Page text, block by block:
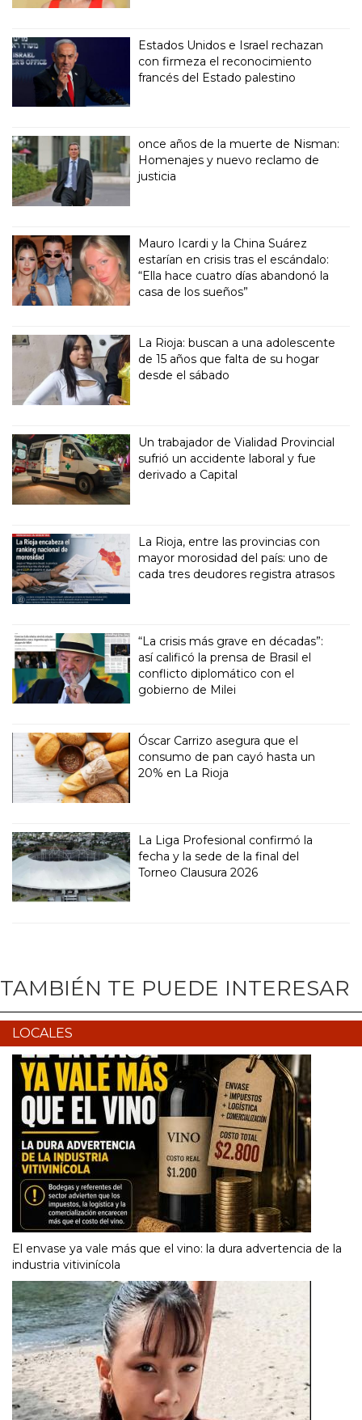
Estados Unidos e Israel rechazan
con firmeza el reconocimiento
francés del Estado palestino
once años de la muerte de Nisman:
Homenajes y nuevo reclamo de
justicia
Mauro Icardi y la China Suárez
estarían en crisis tras el escándalo:
“Ella hace cuatro días abandonó la
casa de los sueños”
La Rioja: buscan a una adolescente
de 15 años que falta de su hogar
desde el sábado
Un trabajador de Vialidad Provincial
sufrió un accidente laboral y fue
derivado a Capital
La Rioja, entre las provincias con
mayor morosidad del país: uno de
cada tres deudores registra atrasos
“La crisis más grave en décadas”:
así calificó la prensa de Brasil el
conflicto diplomático con el
gobierno de Milei
Óscar Carrizo asegura que el
consumo de pan cayó hasta un
20% en La Rioja
La Liga Profesional confirmó la
fecha y la sede de la final del
Torneo Clausura 2026
TAMBIÉN TE PUEDE INTERESAR
LOCALES
El envase ya vale más que el vino: la dura advertencia de la
industria vitivinícola